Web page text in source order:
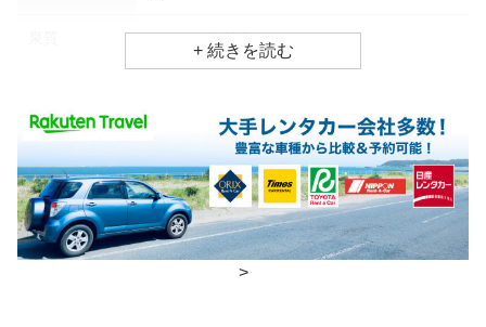
アルカリ単純泉
食事場所
朝食 レストラン(バイキング)
夕食 個室、レストラン
>